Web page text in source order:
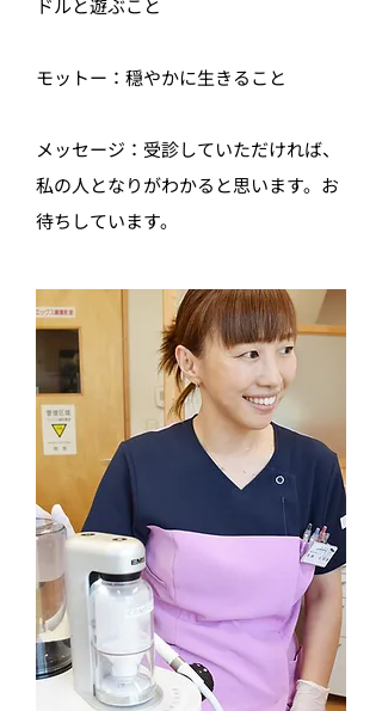
ドルと遊ぶこと
モットー：穏やかに生きること
メッセージ：受診していただければ、
私の人となりがわかると思います。お
待ちしています。